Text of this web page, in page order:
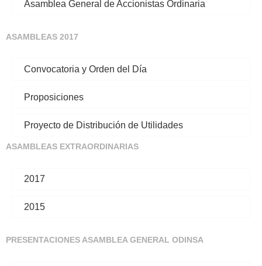
Asamblea General de Accionistas Ordinaria
ASAMBLEAS 2017
Convocatoria y Orden del Día
Proposiciones
Proyecto de Distribución de Utilidades
ASAMBLEAS EXTRAORDINARIAS
2017
2015
PRESENTACIONES ASAMBLEA GENERAL ODINSA